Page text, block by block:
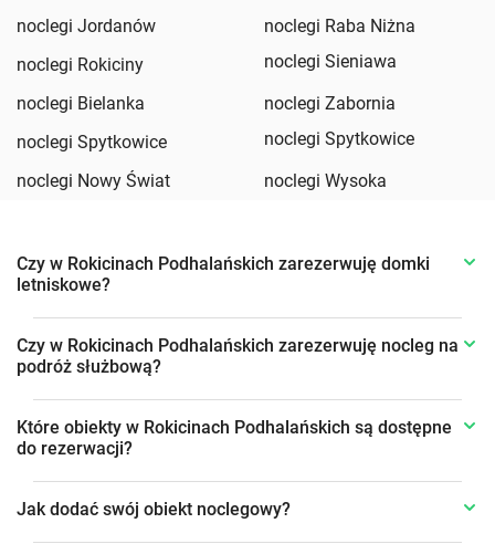
noclegi Jordanów
noclegi Raba Niżna
noclegi Rokiciny
noclegi Sieniawa
noclegi Bielanka
noclegi Zabornia
noclegi Spytkowice
noclegi Spytkowice
noclegi Nowy Świat
noclegi Wysoka
Czy w Rokicinach Podhalańskich zarezerwuję domki
letniskowe?
Czy w Rokicinach Podhalańskich zarezerwuję nocleg na
podróż służbową?
Które obiekty w Rokicinach Podhalańskich są dostępne
do rezerwacji?
Jak dodać swój obiekt noclegowy?